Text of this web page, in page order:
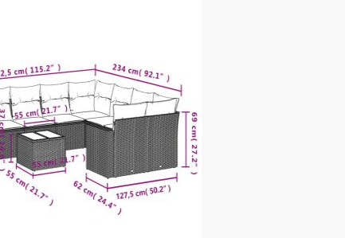
стомана
Д x В)
cм (Ш x Д)
37 см